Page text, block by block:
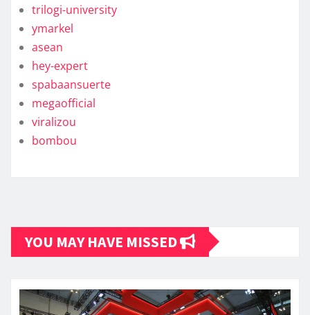
trilogi-university
ymarkel
asean
hey-expert
spabaansuerte
megaofficial
viralizou
bombou
YOU MAY HAVE MISSED